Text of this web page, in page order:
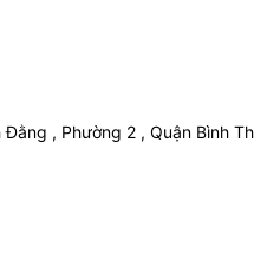
, Phường 2 , Quận Bình